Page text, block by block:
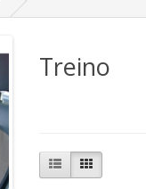
Treino